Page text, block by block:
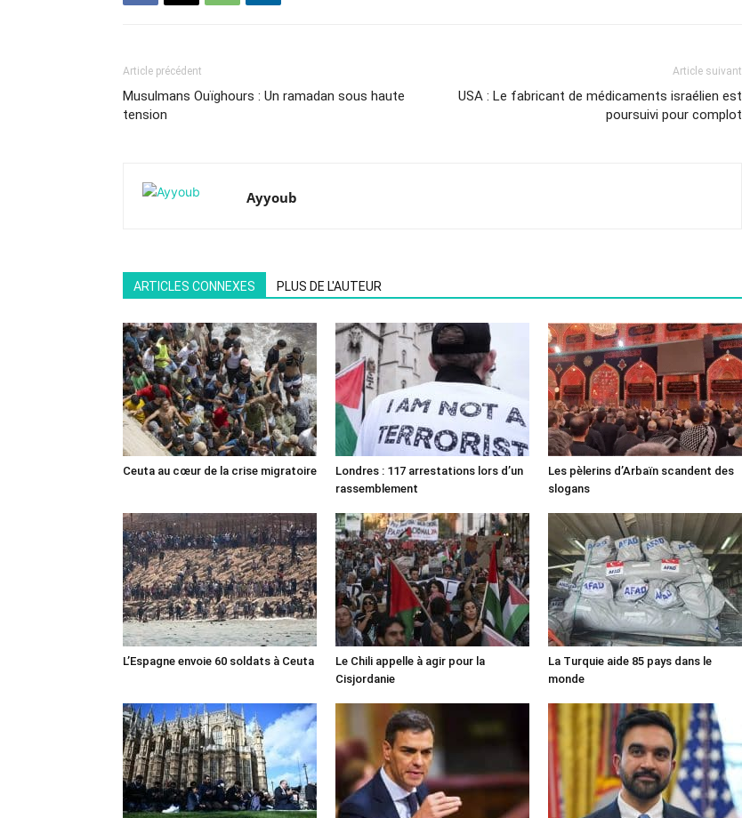
Article précédent
Musulmans Ouïghours : Un ramadan sous haute
tension
Article suivant
USA : Le fabricant de médicaments israélien est
poursuivi pour complot
Ayyoub
ARTICLES CONNEXES PLUS DE L'AUTEUR
Ceuta au cœur de la crise migratoire
Londres : 117 arrestations lors d’un
rassemblement
Les pèlerins d’Arbaïn scandent des
slogans
L’Espagne envoie 60 soldats à Ceuta
Le Chili appelle à agir pour la
Cisjordanie
La Turquie aide 85 pays dans le
monde